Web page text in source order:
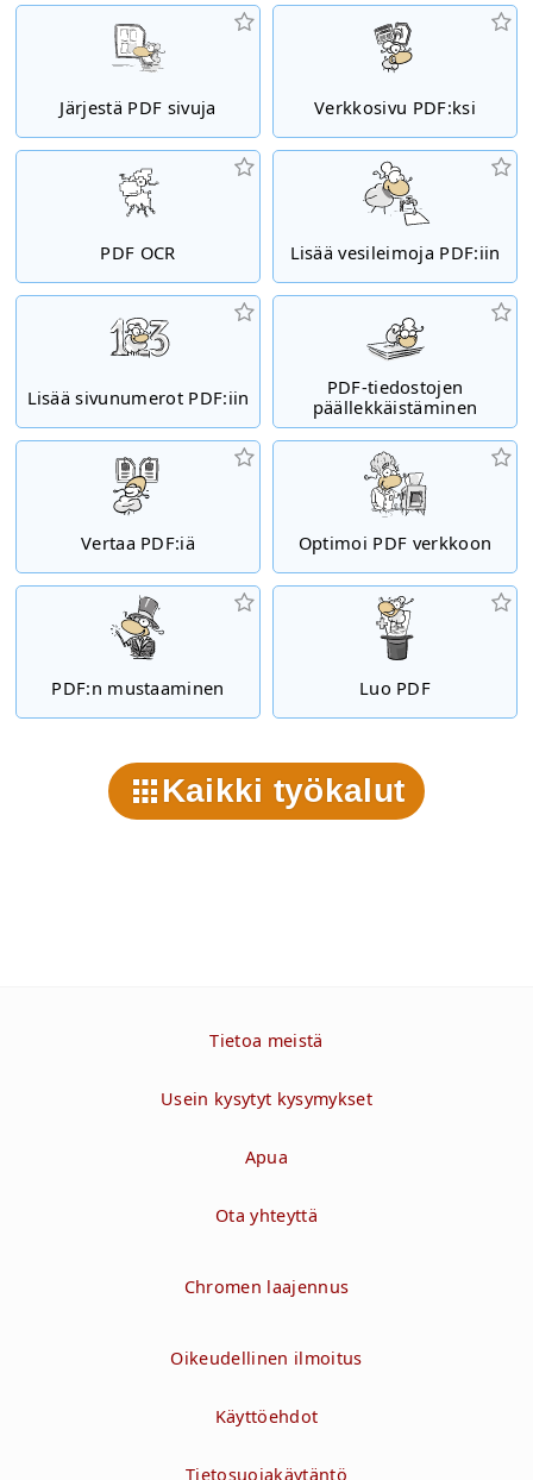
Järjestä PDF sivuja Verkkosivu PDF:ksi
PDF OCR Lisää vesileimoja PDF:iin
Lisää sivunumerot PDF:iin
PDF-tiedostojen
päällekkäistäminen
Vertaa PDF:iä Optimoi PDF verkkoon
PDF:n mustaaminen Luo PDF
Kaikki työkalut
Tietoa meistä
Usein kysytyt kysymykset
Apua
Ota yhteyttä
Chromen laajennus
Oikeudellinen ilmoitus
Käyttöehdot
Tietosuojakäytäntö